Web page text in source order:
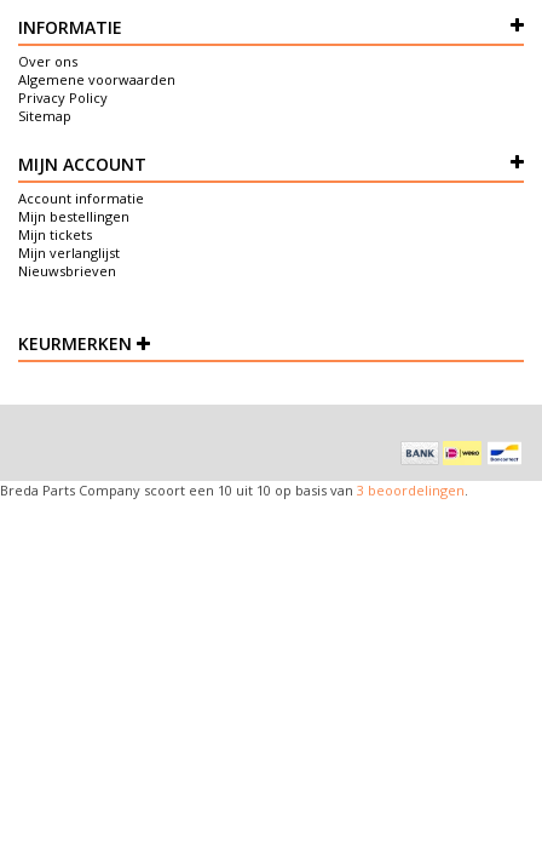
INFORMATIE
Over ons
Algemene voorwaarden
Privacy Policy
Sitemap
MIJN ACCOUNT
Account informatie
Mijn bestellingen
Mijn tickets
Mijn verlanglijst
Nieuwsbrieven
KEURMERKEN
Breda Parts Company scoort een 10 uit 10 op basis van 3 beoordelingen.